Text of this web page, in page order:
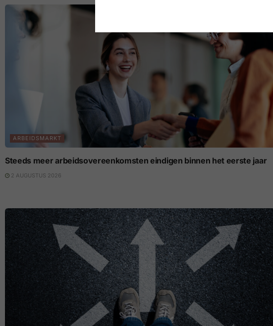
ARBEIDSMARKT
Steeds meer arbeidsovereenkomsten eindigen binnen het eerste jaar
2 AUGUSTUS 2026